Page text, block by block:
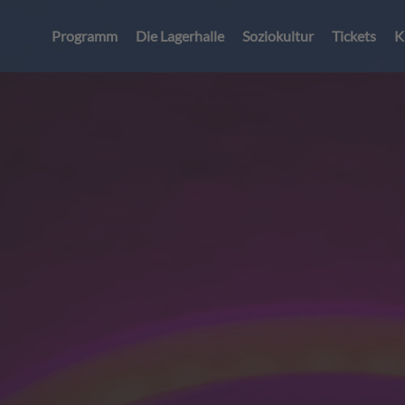
Programm Die Lagerhalle Soziokultur Tickets